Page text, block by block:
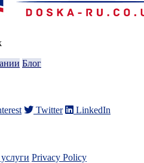
Блог
Twitter LinkedIn
Privacy Policy